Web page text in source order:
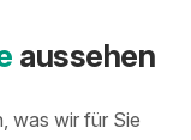
aussehen
was wir für Sie